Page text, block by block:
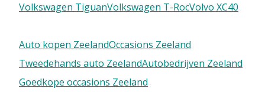
Volkswagen TiguanVolkswagen T-RocVolvo XC40
Auto kopen ZeelandOccasions Zeeland
Tweedehands auto ZeelandAutobedrijven Zeeland
Goedkope occasions Zeeland